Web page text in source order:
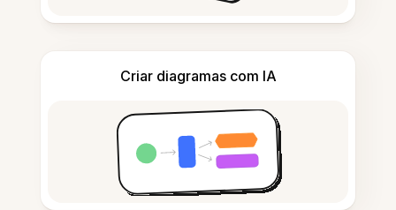
Criar diagramas com IA